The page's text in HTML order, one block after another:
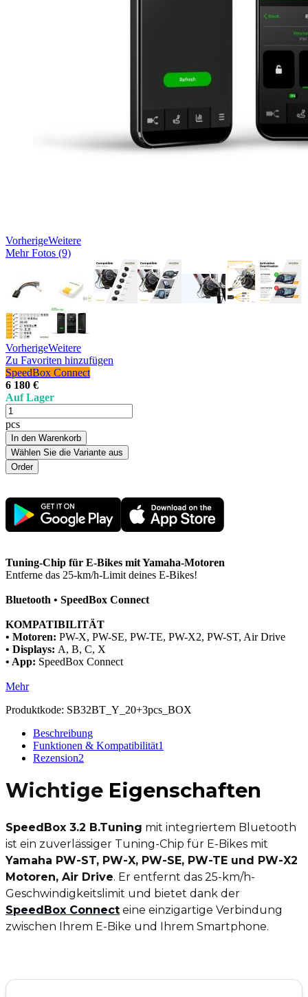
VorherigeWeitere
Mehr Fotos (9)
VorherigeWeitere
Zu Favoriten hinzufügen
SpeedBox Connect
6 180 €
Auf Lager
pcs
In den Warenkorb
Wählen Sie die Variante aus
Tuning-Chip für E-Bikes mit Yamaha-Motoren
Entferne das 25-km/h-Limit deines E-Bikes!
Bluetooth • SpeedBox Connect
KOMPATIBILITÄT
• Motoren: PW-X, PW-SE, PW-TE, PW-X2, PW-ST, Air Drive
• Displays: A, B, C, X
• App: SpeedBox Connect
Mehr
Produktkode: SB32BT_Y_20+3pcs_BOX
Beschreibung
Funktionen & Kompatibilität1
Rezension2
Wichtige Eigenschaften
SpeedBox 3.2 B.Tuning mit integriertem Bluetooth
ist ein zuverlässiger Tuning-Chip für E-Bikes mit
Yamaha PW-ST, PW-X, PW-SE, PW-TE und PW-X2
Motoren, Air Drive. Er entfernt das 25-km/h-
Geschwindigkeitslimit und bietet dank der
SpeedBox Connect eine einzigartige Verbindung
zwischen Ihrem E-Bike und Ihrem Smartphone.